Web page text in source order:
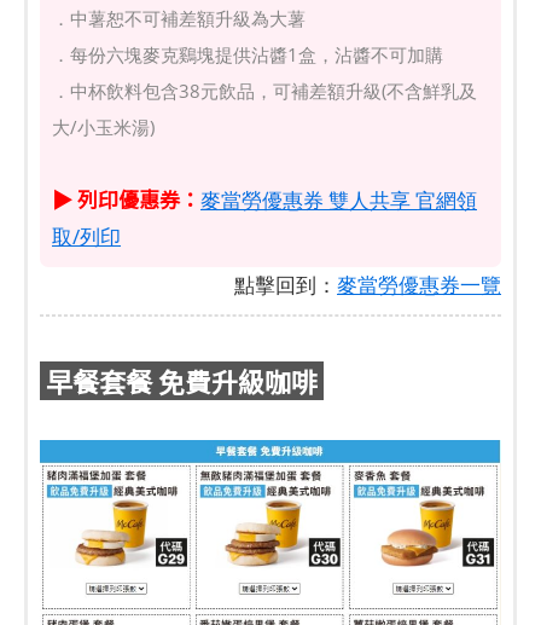
．中薯恕不可補差額升級為大薯
．每份六塊麥克鷄塊提供沾醬1盒，沾醬不可加購
．中杯飲料包含38元飲品，可補差額升級(不含鮮乳及
大/小玉米湯)
▶ 列印優惠券： 麥當勞優惠券 雙人共享 官網領
取/列印
點擊回到： 麥當勞優惠券一覽
早餐套餐 免費升級咖啡